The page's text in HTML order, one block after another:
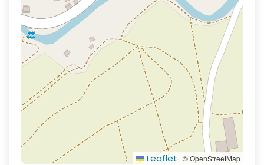
Leaflet |© OpenStreetMap